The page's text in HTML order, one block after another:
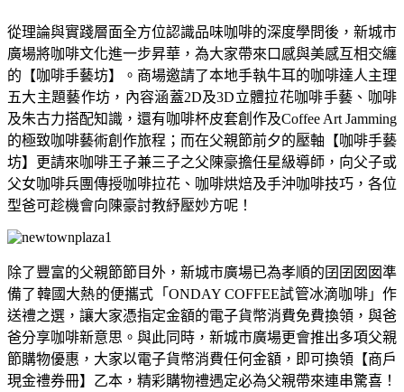
從理論與實踐層面全方位認識品味咖啡的深度學問後，新城市
廣場將咖啡文化進一步昇華，為大家帶來口感與美感互相交纏
的【咖啡手藝坊】。商場邀請了本地手執牛耳的咖啡達人主理
五大主題藝作坊，內容涵蓋2D及3D立體拉花咖啡手藝、咖啡
及朱古力搭配知識，還有咖啡杯皮套創作及Coffee Art Jamming
的極致咖啡藝術創作旅程；而在父親節前夕的壓軸【咖啡手藝
坊】更請來咖啡王子兼三子之父陳豪擔任星級導師，向父子或
父女咖啡兵團傳授咖啡拉花、咖啡烘焙及手沖咖啡技巧，各位
型爸可趁機會向陳豪討教紓壓妙方呢！
除了豐富的父親節節目外，新城市廣場已為孝順的囝囝囡囡準
備了韓國大熱的便攜式「ONDAY COFFEE試管冰滴咖啡」作
送禮之選，讓大家憑指定金額的電子貨幣消費免費換領，與爸
爸分享咖啡新意思。與此同時，新城市廣場更會推出多項父親
節購物優惠，大家以電子貨幣消費任何金額，即可換領【商戶
現金禮券冊】乙本，精彩購物禮遇定必為父親帶來連串驚喜！